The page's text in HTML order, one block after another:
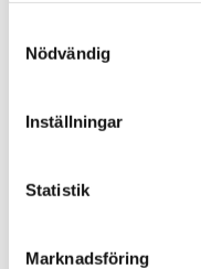
Nödvändig
Inställningar
Statistik
Marknadsföring
LogTag temperaturgivare
& UTRED30